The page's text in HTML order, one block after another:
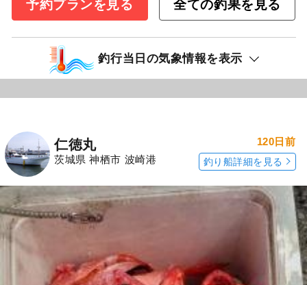
予約プランを見る
全ての釣果を見る
釣行当日の気象情報を表示
仁徳丸
茨城県 神栖市 波崎港
120日前
釣り船詳細を見る